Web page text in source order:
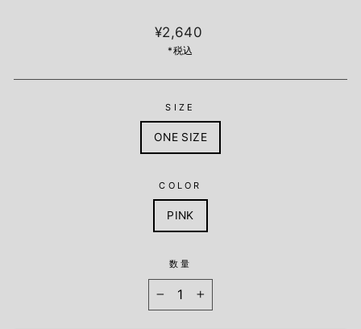
定
¥2,640
*税込
SIZE
ONE SIZE
COLOR
PINK
数量
+